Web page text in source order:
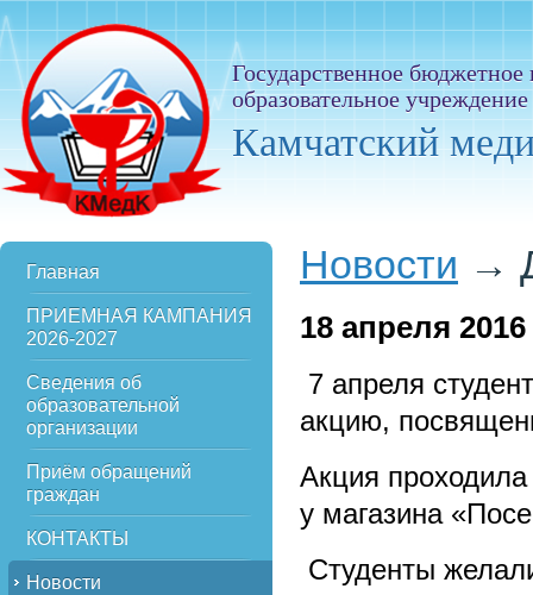
Государственное
образовательное
Камчатский
Главная
ПРИЕМНАЯ КАМПАНИЯ
2026-2027
Сведения об
образовательной
организации
Приём обращений
граждан
КОНТАКТЫ
Новости
Новости →
18 апреля 2016
7 апреля
акцию,
Акция
у магазина
Студенты